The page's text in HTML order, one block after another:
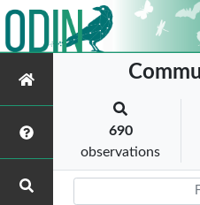
690
observations